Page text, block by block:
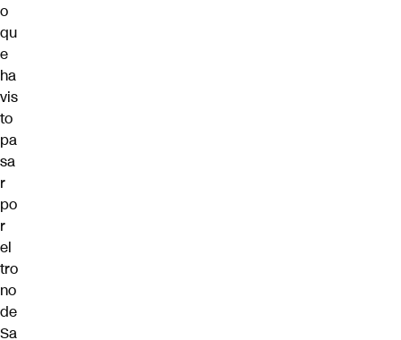
o
qu
e
ha
vis
to
pa
sa
r
po
r
el
tro
no
de
Sa